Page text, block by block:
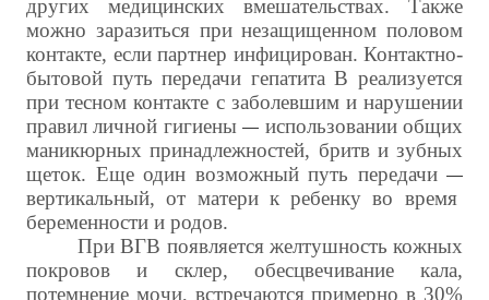
других медицинских вмешательствах. Также
можно заразиться при незащищенном половом
контакте, если партнер инфицирован. Контактно-
бытовой путь передачи гепатита В реализуется
при тесном контакте с заболевшим и нарушении
правил личной гигиены— использовании общих
маникюрных принадлежностей, бритв и зубных
щеток. Еще один возможный путь передачи —
вертикальный, от матери к ребенку во время
беременности и родов.
При ВГВ появляется желтушность кожных
покровов и склер, обесцвечивание кала,
потемнение мочи, встречаются примерно в 30%